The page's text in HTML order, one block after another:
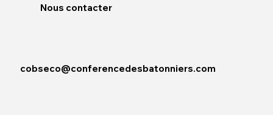
Nous contacter
cobseco@conferencedesbatonniers.com